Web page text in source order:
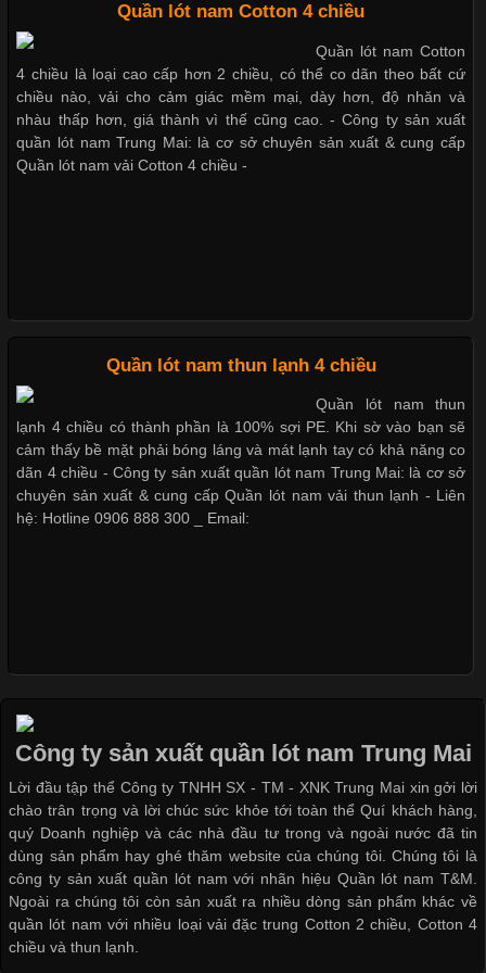
Chất Liệu Bamboo Xu Hướng Mới Trong Ngành Thời Trang
Cập nhật 2026-05-21 14:59:25
Trong những năm gần đây, vải Bamboo đang trở thành một
trong những chất liệu được yêu thích trong ngành thời trang
nhờ đặc tính mềm mại, thoáng khí và thân thiện với môi trường.
Không chỉ được ứng dụng trong quần áo thường ngày, loại vải
Cập nhật 2026-05-20 14:58:56
Vải thun là một trong những chất liệu được sử dụng rộng rãi
nhất trong ngành thời trang nhờ đặc tính co giãn, mềm mại và
thoải mái khi mặc. Từ áo thun, đồ thể thao cho đến đồ lót nam,
vải thun luôn đóng vai trò quan trọng trong quá trình sản xuất.
Hiện nay, nhu cầu tìm kiếm quần lót nam giá
Các Form Áo Thun Phổ Biến Hiện Nay Và Xu Hướng Trong
Ngành May Mặc Áo thun là một trong những trang phục quen
thuộc và được sử dụng phổ biến nhất hiện nay. Không chỉ đa
dạng về màu sắc hay chất liệu, áo thun còn có nhiều form dáng
khác nhau để phù hợp với từng phong cách thời trang và nhu
cầu
Khám Phá Áo Phông Trang Phục Phổ Biến Nhất Hiện Nay
Bộ sưu tập quần lót nam Boxer TpHCM
Quần lót nam boxer thun lạnh
Quần lót nam Cotton 4 chiều
Quần lót nam Cotton
4 chiều là loại cao cấp hơn 2 chiều, có thể co dãn theo bất cứ
chiều nào, vải cho cảm giác mềm mại, dày hơn, độ nhăn và
nhàu thấp hơn, giá thành vì thế cũng cao. - Công ty sản xuất
quần lót nam Trung Mai: là cơ sở chuyên sản xuất & cung cấp
Quần lót nam vải Cotton 4 chiều -
Quần lót nam thun lạnh 4 chiều
Quần lót nam thun
lạnh 4 chiều có thành phần là 100% sợi PE. Khi sờ vào bạn sẽ
cảm thấy bề mặt phải bóng láng và mát lạnh tay có khả năng co
dãn 4 chiều - Công ty sản xuất quần lót nam Trung Mai: là cơ sở
chuyên sản xuất & cung cấp Quần lót nam vải thun lạnh - Liên
hệ: Hotline 0906 888 300 _ Email:
Công ty sản xuất quần lót nam Trung Mai
Lời đầu tập thể Công ty TNHH SX - TM - XNK Trung Mai xin gởi lời
chào trân trọng và lời chúc sức khỏe tới toàn thể Quí khách hàng,
quý Doanh nghiệp và các nhà đầu tư trong và ngoài nước đã tin
dùng sản phẩm hay ghé thăm website của chúng tôi. Chúng tôi là
công ty sản xuất quần lót nam với nhãn hiệu Quần lót nam T&M.
Ngoài ra chúng tôi còn sản xuất ra nhiều dòng sản phẩm khác về
quần lót nam với nhiều loại vải đặc trung Cotton 2 chiều, Cotton 4
chiều và thun lạnh.